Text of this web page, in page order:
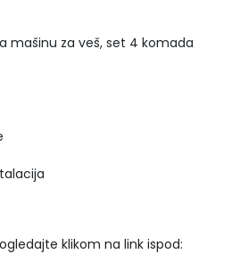
mašinu za veš, set 4 komada
klikom na link ispod: